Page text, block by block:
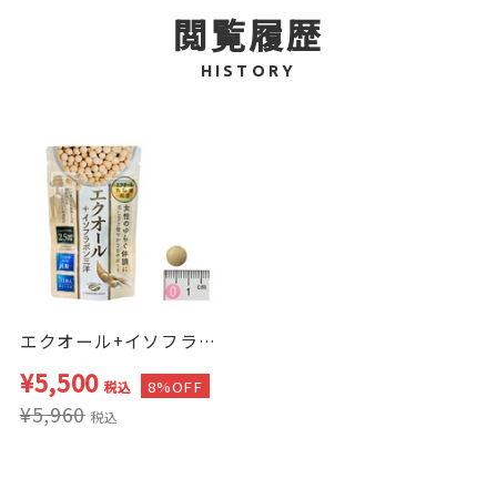
習慣に取り入れやすいアイテムです。
閲覧履歴
HISTORY
エクオール+イソフラボン三洋 1ヶ月分 2袋セット
¥5,500 税込 8%OFF
¥5,960 税込